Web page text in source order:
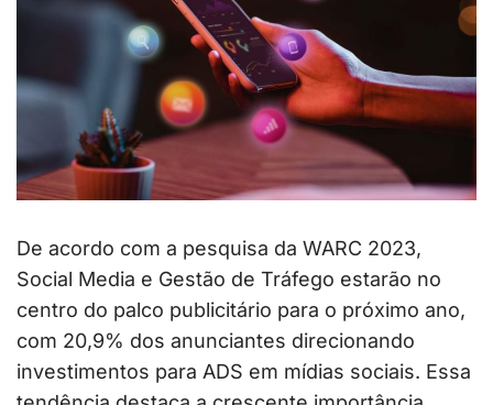
De acordo com a pesquisa da WARC 2023,
Social Media e Gestão de Tráfego estarão no
centro do palco publicitário para o próximo ano,
com 20,9% dos anunciantes direcionando
investimentos para ADS em mídias sociais. Essa